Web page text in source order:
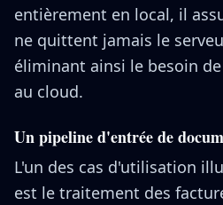
entièrement en local, il
ne quittent jamais le
éliminant ainsi le besoin
au cloud.
Un pipeline d'entrée de
L'un des cas d'utilisation
est le traitement des